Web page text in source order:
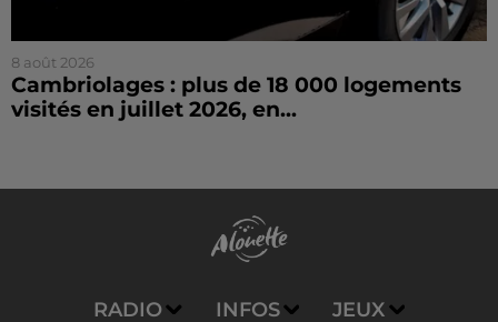
8 août 2026
Cambriolages : plus de 18 000 logements
visités en juillet 2026, en...
RADIO INFOS JEUX